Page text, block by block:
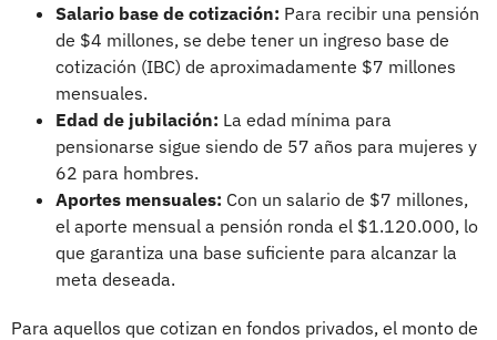
Salario base de cotización: Para recibir una pensión
de $4 millones, se debe tener un ingreso base de
cotización (IBC) de aproximadamente $7 millones
mensuales.
Edad de jubilación: La edad mínima para
pensionarse sigue siendo de 57 años para mujeres y
62 para hombres.
Aportes mensuales: Con un salario de $7 millones,
el aporte mensual a pensión ronda el $1.120.000, lo
que garantiza una base suficiente para alcanzar la
meta deseada.
Para aquellos que cotizan en fondos privados, el monto de